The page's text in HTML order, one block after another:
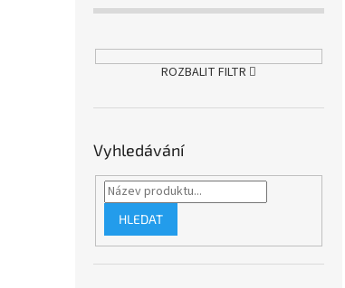
ROZBALIT FILTR
Vyhledávání
HLEDAT